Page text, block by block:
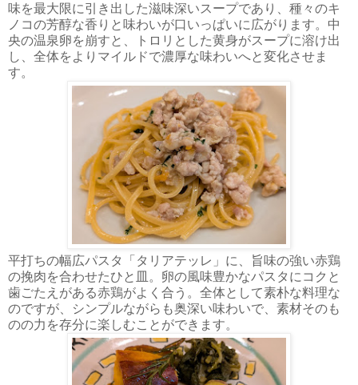
味を最大限に引き出した滋味深いスープであり、種々のキ
ノコの芳醇な香りと味わいが口いっぱいに広がります。中
央の温泉卵を崩すと、トロリとした黄身がスープに溶け出
し、全体をよりマイルドで濃厚な味わいへと変化させま
す。
平打ちの幅広パスタ「タリアテッレ」に、旨味の強い赤鶏
の挽肉を合わせたひと皿。卵の風味豊かなパスタにコクと
歯ごたえがある赤鶏がよく合う。全体として素朴な料理な
のですが、シンプルながらも奥深い味わいで、素材そのも
のの力を存分に楽しむことができます。